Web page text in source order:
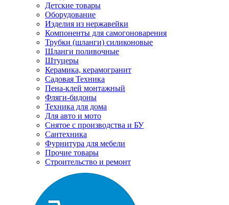
Детские товары
Оборудование
Изделия из нержавейки
Компоненты для самогоноварения
Трубки (шланги) силиконовые
Шланги поливочные
Штуцеры
Керамика, керамогранит
Садовая Техника
Пена-клей монтажный
Фляги-бидоны
Техника для дома
Для авто и мото
Снятое с производства и БУ
Сантехника
Фурнитура для мебели
Прочие товары
Строительство и ремонт